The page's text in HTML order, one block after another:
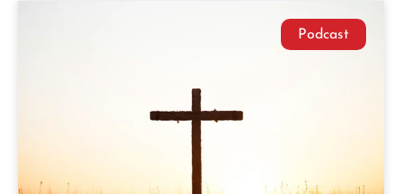
Podcast